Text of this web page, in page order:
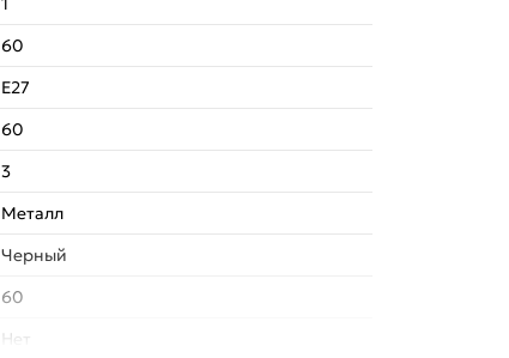
60
E27
60
3
Металл
Черный
60
Нет